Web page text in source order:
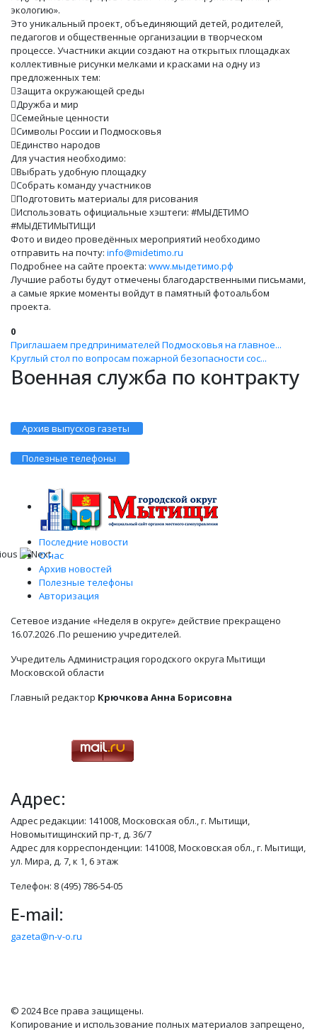
экологию».
Это уникальный проект, объединяющий детей, родителей,
педагогов и общественные организации в творческом
процессе. Участники акции создают на открытых площадках
коллективные рисунки мелками и красками на одну из
предложенных тем:
Защита окружающей среды
Дружба и мир
Семейные ценности
Символы России и Подмосковья
Единство народов
Для участия необходимо:
Выбрать удобную площадку
Собрать команду участников
Подготовить материалы для рисования
Использовать официальные хэштеги: #МЫДЕТИМО
#МЫДЕТИМЫТИЩИ
Фото и видео проведённых мероприятий необходимо
отправить на почту: info@midetimo.ru
Подробнее на сайте проекта: www.мыдетимо.рф
Лучшие работы будут отмечены благодарственными письмами,
а самые яркие моменты войдут в памятный фотоальбом
проекта.
0
Приглашаем предпринимателей Подмосковья на главное...
Круглый стол по вопросам пожарной безопасности сос...
Военная служба по контракту
Архив выпусков газеты
Полезные телефоны
Последние новости
О нас
Архив новостей
Полезные телефоны
Авторизация
Сетевое издание «Неделя в округе» действие прекращено
16.07.2026 .По решению учредителей.
Учредитель Администрация городского округа Мытищи
Московской области
Главный редактор Крючкова Анна Борисовна
Адрес:
Адрес редакции: 141008, Московская обл., г. Мытищи,
Новомытищинский пр-т, д. 36/7
Адрес для корреспонденции: 141008, Московская обл., г. Мытищи,
ул. Мира, д. 7, к 1, 6 этаж
Телефон: 8 (495) 786-54-05
E-mail:
gazeta@n-v-o.ru
© 2024 Все права защищены.
Копирование и использование полных материалов запрещено,